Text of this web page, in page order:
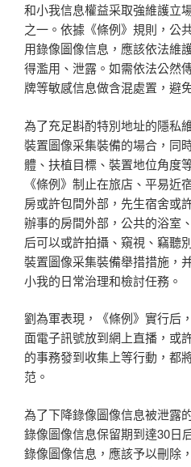
和小我信息權益采取強維護立
之一。依據《條例》規則，公
用錄像圖像信息，應該依法維
得濫用、泄露。如需依法公然
牌等敏感信息做含混處置，避
為了充足斟酌特別地址的隱私
裝置圖像采集裝備的場合，同
體、扶植目標、裝置地位角度
《條例》制止在旅店、平易近
房或許包間外部，先生宿舍或
辦事的房間外部，公共的浴室
后可以或許拍攝、窺視、竊聽
裝置圖像采集裝備舉措措施，
小我的日常治理和檢討任務。
劉為軍表現，《條例》實行后
面電子訊號放到網上直播，或
的事務發到收集上等行動，都
范。
為了下降錄像圖像信息被泄露
錄像圖像信息保留期到達30日
錄像圖像信息，應該予以刪除